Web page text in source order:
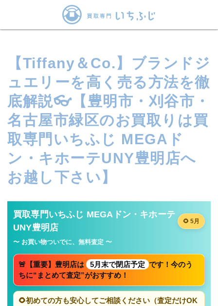
【Tiffany＆Co.】ブランドジ
ュエリーを高く売る方法を徹
底解説👓【豊明市・刈谷市・
名古屋市緑区のお買取りは買
取専門いちふじ MEGAド
ン・キホーテUNY豊明店へ
お越し下さい】
買取専門いちふじ MEGAドン・キホーテ
UNY豊明店
🌻 5月
〜 お買い物ついでに、無料査定 〜
🚨【重要】豊明店は 5月末で閉店予定 です！今のう
ちに“まとめて査定”がおすすめ！
🌻初めての方も安心してご相談ください（査定だけOK